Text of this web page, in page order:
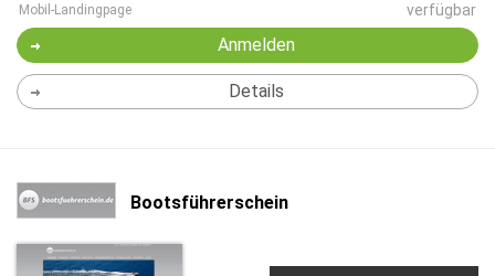
Mobil-Landingpage verfügbar
Anmelden
Details
Bootsführerschein